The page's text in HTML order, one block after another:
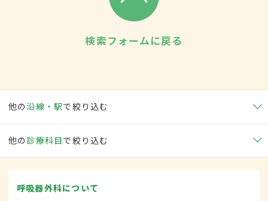
検索フォームに戻る
他の沿線・駅で絞り込む
他の 診療科目で絞り込む
呼吸器外科について